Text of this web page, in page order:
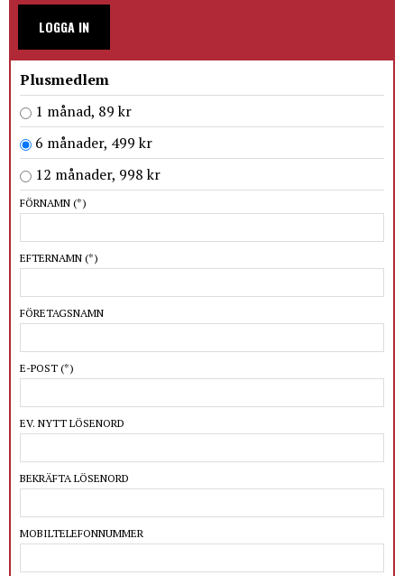
LOGGA IN
Plusmedlem
1 månad, 89 kr
6 månader, 499 kr
12 månader, 998 kr
FÖRNAMN (*)
EFTERNAMN (*)
FÖRETAGSNAMN
E-POST (*)
EV. NYTT LÖSENORD
BEKRÄFTA LÖSENORD
MOBILTELEFONNUMMER